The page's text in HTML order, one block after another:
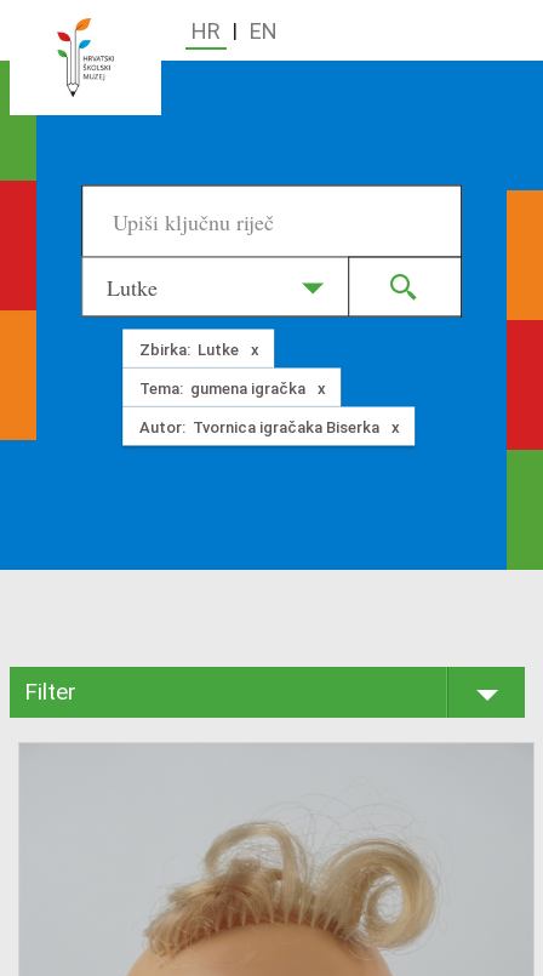
HR | EN
Lutke
Zbirka: Lutke
Tema: gumena igračka
Autor: Tvornica igračaka Biserka
Filter